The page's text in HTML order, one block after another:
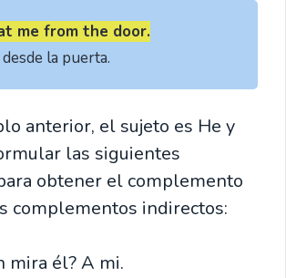
me from the door.
la puerta.
anterior, el sujeto es He y
las siguientes
obtener el complemento
complementos indirectos:
mira él? A mi.